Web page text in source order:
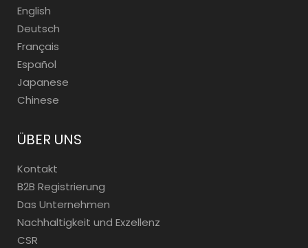
English
Deutsch
Français
Español
Japanese
Chinese
ÜBER UNS
Kontakt
B2B Registrierung
Das Unternehmen
Nachhaltigkeit und Exzellenz
CSR